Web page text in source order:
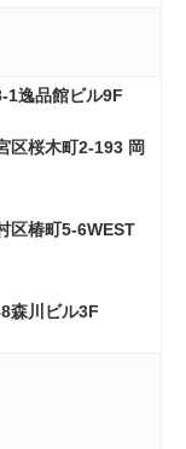
1逸品館ビル9F
区桜木町2-193 岡
区椿町5-6WEST
森川ビル3F